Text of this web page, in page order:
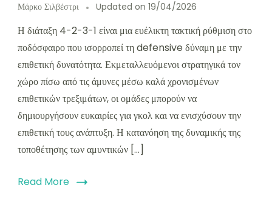
Μάρκο Σιλβέστρι Updated on 19/04/2026
Η διάταξη 4-2-3-1 είναι μια ευέλικτη τακτική ρύθμιση στο
ποδόσφαιρο που ισορροπεί τη defensive δύναμη με την
επιθετική δυνατότητα. Εκμεταλλευόμενοι στρατηγικά τον
χώρο πίσω από τις άμυνες μέσω καλά χρονισμένων
επιθετικών τρεξιμάτων, οι ομάδες μπορούν να
δημιουργήσουν ευκαιρίες για γκολ και να ενισχύσουν την
επιθετική τους ανάπτυξη. Η κατανόηση της δυναμικής της
τοποθέτησης των αμυντικών […]
Read More